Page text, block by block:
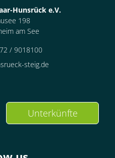
Hunsrück e.V.
198
am See
/ 9018100
steig.de
Unterkünfte